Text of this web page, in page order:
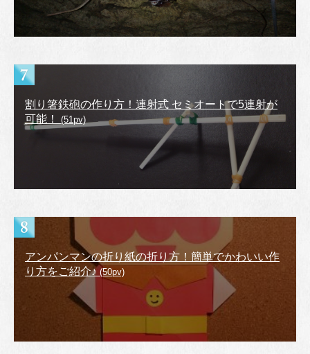
割り箸鉄砲の作り方！連射式 セミオートで5連射が
可能！
(51pv)
アンパンマンの折り紙の折り方！簡単でかわいい作
り方をご紹介♪ (50pv)